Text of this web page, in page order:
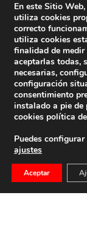
En este Sitio
utiliza cookies
correcto
utiliza cookies
finalidad de
aceptarlas todas,
necesarias,
configuración
consentimiento
instalado a pie
cookies política
Puedes
ajustes
Aceptar